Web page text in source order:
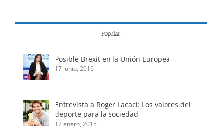
Popular
Posible Brexit en la Unión Europea
17 junio, 2016
Entrevista a Roger Lacaci: Los valores del
deporte para la sociedad
12 enero, 2015